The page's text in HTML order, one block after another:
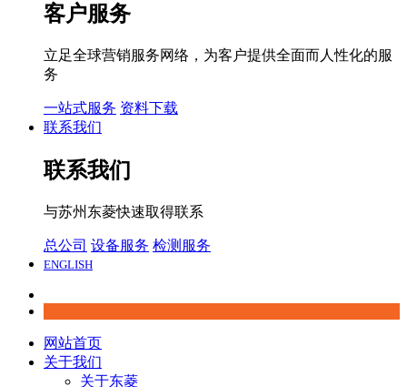
客户服务
立足全球营销服务网络，为客户提供全面而人性化的服
务
一站式服务 资料下载
联系我们
联系我们
与苏州东菱快速取得联系
总公司 设备服务 检测服务
ENGLISH
网站首页
关于我们
关于东菱